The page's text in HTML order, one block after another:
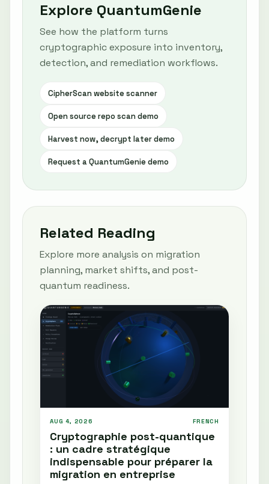
Explore QuantumGenie
See how the platform turns
cryptographic exposure into inventory,
detection, and remediation workflows.
CipherScan website scanner
Open source repo scan demo
Harvest now, decrypt later demo
Request a QuantumGenie demo
Related Reading
Explore more analysis on migration
planning, market shifts, and post-
quantum readiness.
AUG 4, 2026 FRENCH
Cryptographie post-quantique
: un cadre stratégique
indispensable pour préparer la
migration en entreprise